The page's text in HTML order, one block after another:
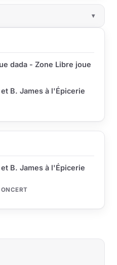
B. James à l'Épicerie
dada - Zone Libre joue
B. James à l'Épicerie